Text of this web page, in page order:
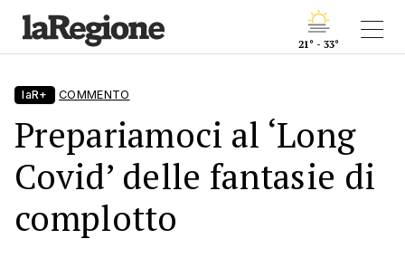
21° - 33°
laR+ COMMENTO
Prepariamoci al ‘Long
Covid’ delle fantasie di
complotto